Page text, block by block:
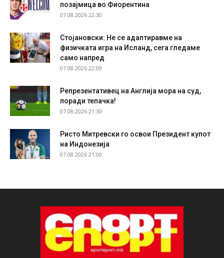
позајмица во Фиорентина
07.08.2026 22:30
Стојановски: Не се адаптиравме на
физичката игра на Исланд, сега гледаме
само напред
07.08.2026 22:09
Репрезентативец на Англија мора на суд,
поради тепачка!
07.08.2026 21:30
Ристо Митревски го освои Президент купот
на Индонезија
07.08.2026 21:00